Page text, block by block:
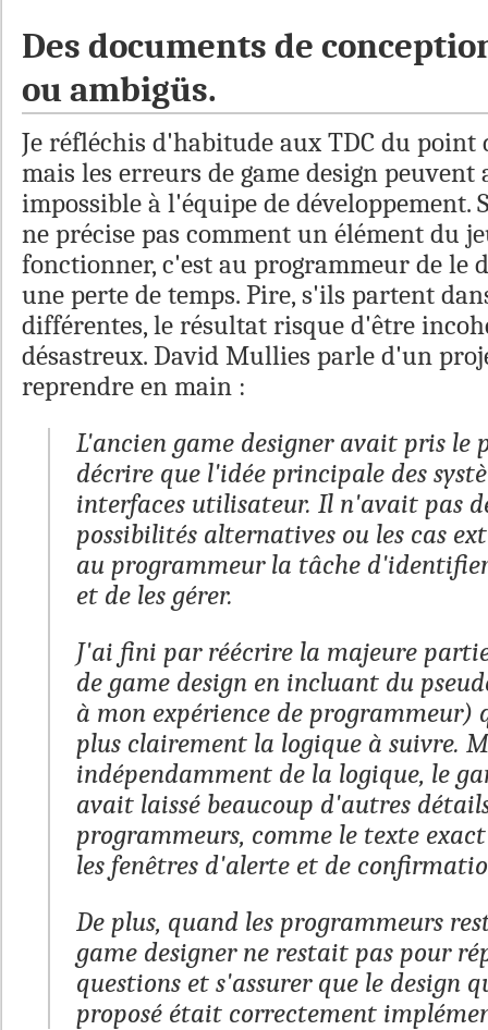
Des documents de
ou ambigüs.
Je réfléchis d'habitude aux TDC du point
mais les erreurs de game design
impossible à l'équipe de développement.
ne précise pas comment un élément du
fonctionner, c'est au programmeur de le
une perte de temps. Pire, s'ils partent
différentes, le résultat risque d'être
désastreux. David Mullies parle d'un
reprendre en main :
L'ancien game designer avait pris le
décrire que l'idée principale des
interfaces utilisateur. Il n'avait pas
possibilités alternatives ou les cas
au programmeur la tâche
et de les gérer.
J'ai fini par réécrire la majeure
de game design en incluant du
à mon expérience de programmeur)
plus clairement la logique à suivre.
indépendamment de la logique, le
avait laissé beaucoup d'autres
programmeurs, comme le texte
les fenêtres d'alerte et de
De plus, quand les programmeurs
game designer ne restait pas pour
questions et s'assurer que le design
proposé était correctement